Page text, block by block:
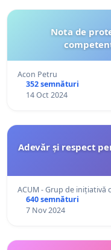
Nota de
Acon Petru
352 semnături
14 Oct 2024
Adevăr și respect
ACUM - Grup de inițiativă
640 semnături
7 Nov 2024